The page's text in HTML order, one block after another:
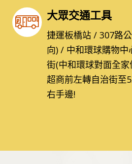
大眾交通工具
捷運板橋站 / 307路
向) / 中和環球購物
街(中和環球對面全
超商前左轉自治街至
右手邊!